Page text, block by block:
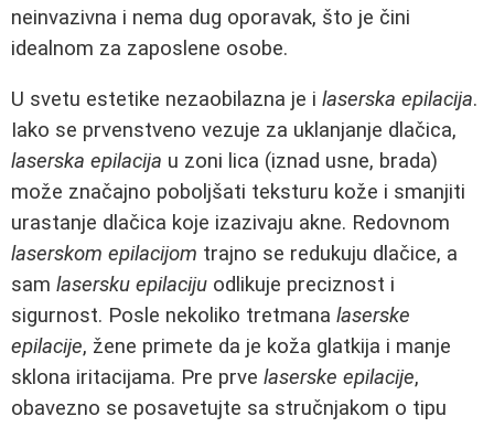
neinvazivna i nema dug oporavak, što je čini
idealnom za zaposlene osobe.
U svetu estetike nezaobilazna je i laserska epilacija.
Iako se prvenstveno vezuje za uklanjanje dlačica,
laserska epilacija u zoni lica (iznad usne, brada)
može značajno poboljšati teksturu kože i smanjiti
urastanje dlačica koje izazivaju akne. Redovnom
laserskom epilacijom trajno se redukuju dlačice, a
sam lasersku epilaciju odlikuje preciznost i
sigurnost. Posle nekoliko tretmana laserske
epilacije, žene primete da je koža glatkija i manje
sklona iritacijama. Pre prve laserske epilacije,
obavezno se posavetujte sa stručnjakom o tipu